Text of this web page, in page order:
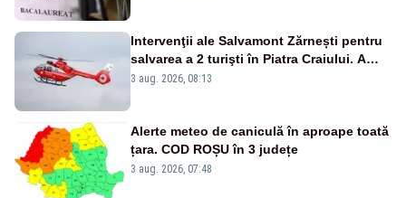
Intervenţii ale Salvamont Zărnești pentru
salvarea a 2 turişti în Piatra Craiului. A
fost solicitat elicopterul SMURD
3 aug. 2026, 08:13
Alerte meteo de caniculă în aproape toată
țara. COD ROȘU în 3 județe
3 aug. 2026, 07:48